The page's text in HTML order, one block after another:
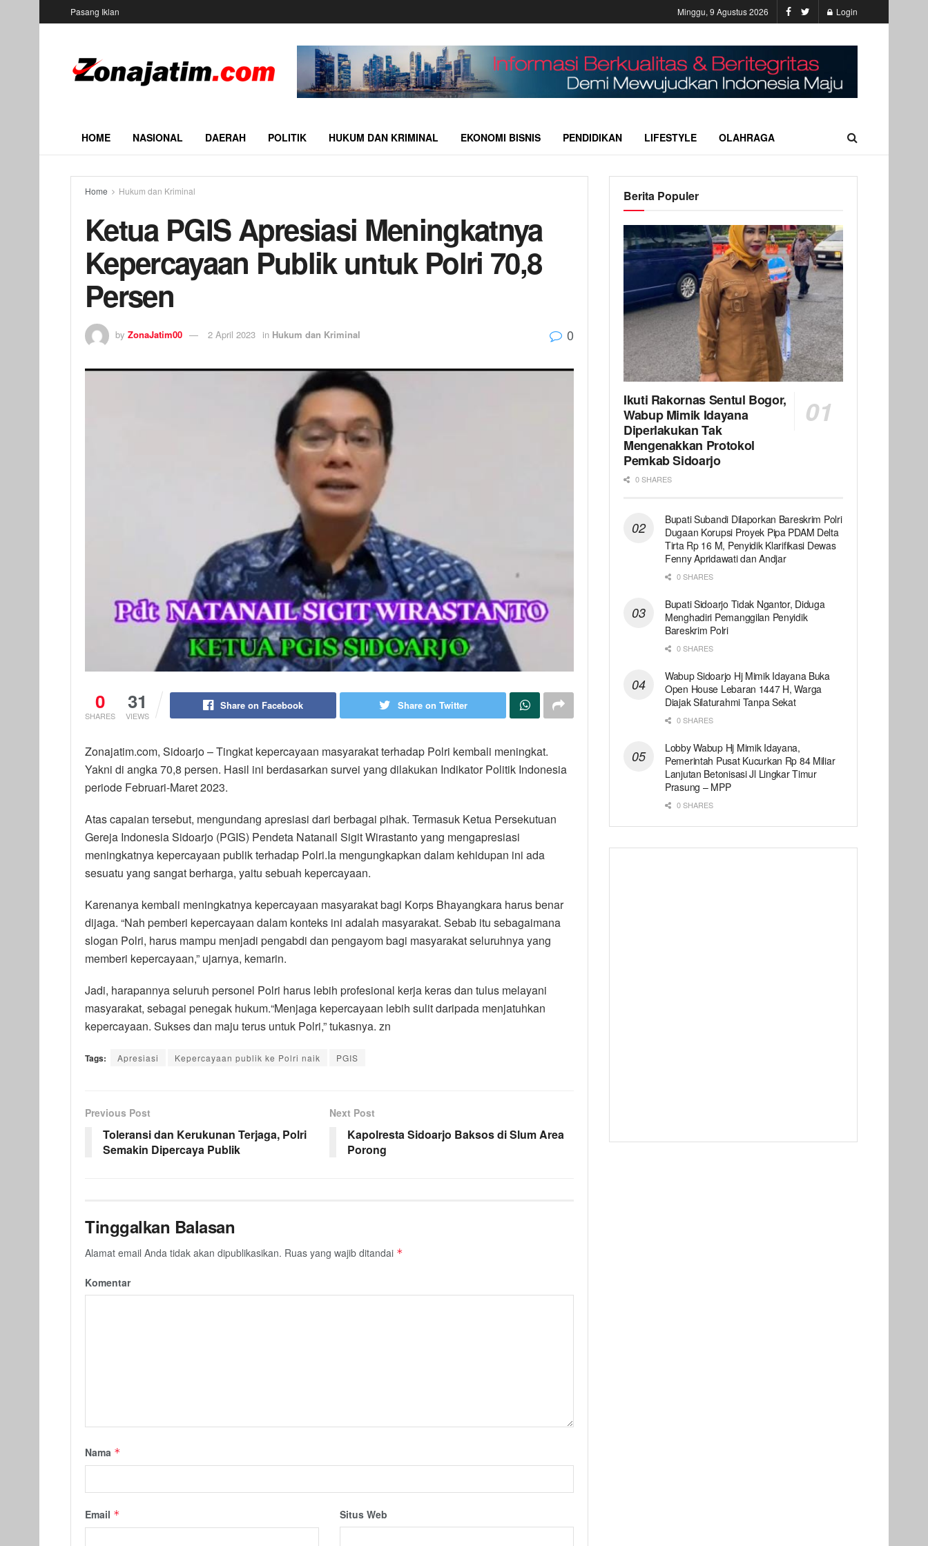
Pasang Iklan Minggu, 9 Agustus 2026 Login
HOME NASIONAL DAERAH POLITIK HUKUM DAN KRIMINAL EKONOMI BISNIS PENDIDIKAN LIFESTYLE OLAHRAGA
Home Hukum dan Kriminal
Ketua PGIS Apresiasi Meningkatnya
Kepercayaan Publik untuk Polri 70,8
Persen
by ZonaJatim00 2 April 2023 in Hukum dan Kriminal 0
0
SHARES
31
VIEWS
Share on Facebook Share on Twitter
Zonajatim.com, Sidoarjo – Tingkat kepercayaan masyarakat terhadap Polri kembali meningkat.
Yakni di angka 70,8 persen. Hasil ini berdasarkan survei yang dilakukan Indikator Politik Indonesia
periode Februari-Maret 2023.
Atas capaian tersebut, mengundang apresiasi dari berbagai pihak. Termasuk Ketua Persekutuan
Gereja Indonesia Sidoarjo (PGIS) Pendeta Natanail Sigit Wirastanto yang mengapresiasi
meningkatnya kepercayaan publik terhadap Polri.Ia mengungkapkan dalam kehidupan ini ada
sesuatu yang sangat berharga, yaitu sebuah kepercayaan.
Karenanya kembali meningkatnya kepercayaan masyarakat bagi Korps Bhayangkara harus benar
dijaga. “Nah pemberi kepercayaan dalam konteks ini adalah masyarakat. Sebab itu sebagaimana
slogan Polri, harus mampu menjadi pengabdi dan pengayom bagi masyarakat seluruhnya yang
memberi kepercayaan,” ujarnya, kemarin.
Jadi, harapannya seluruh personel Polri harus lebih profesional kerja keras dan tulus melayani
masyarakat, sebagai penegak hukum.“Menjaga kepercayaan lebih sulit daripada menjatuhkan
kepercayaan. Sukses dan maju terus untuk Polri,” tukasnya. zn
Tags: Apresiasi Kepercayaan publik ke Polri naik PGIS
Previous Post
Toleransi dan Kerukunan Terjaga, Polri
Semakin Dipercaya Publik
Next Post
Kapolresta Sidoarjo Baksos di Slum Area
Porong
Tinggalkan Balasan
Alamat email Anda tidak akan dipublikasikan. Ruas yang wajib ditandai *
Komentar
Nama *
Email * Situs Web
Berita Populer
Ikuti Rakornas Sentul Bogor,
Wabup Mimik Idayana
Diperlakukan Tak
Mengenakkan Protokol
Pemkab Sidoarjo
0 SHARES
Bupati Subandi Dilaporkan Bareskrim Polri
Dugaan Korupsi Proyek Pipa PDAM Delta
Tirta Rp 16 M, Penyidik Klarifikasi Dewas
Fenny Apridawati dan Andjar
0 SHARES
Bupati Sidoarjo Tidak Ngantor, Diduga
Menghadiri Pemanggilan Penyidik
Bareskrim Polri
0 SHARES
Wabup Sidoarjo Hj Mimik Idayana Buka
Open House Lebaran 1447 H, Warga
Diajak Silaturahmi Tanpa Sekat
0 SHARES
Lobby Wabup Hj Mimik Idayana,
Pemerintah Pusat Kucurkan Rp 84 Miliar
Lanjutan Betonisasi Jl Lingkar Timur
Prasung – MPP
0 SHARES